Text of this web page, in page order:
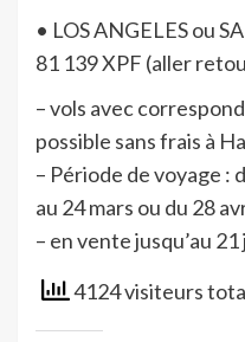
• LOS ANGELES ou
81 139 XPF (aller
– vols avec
possible sans frais à
– Période de voyage :
au 24 mars ou du 28
– en vente jusqu’au
4124 visiteurs